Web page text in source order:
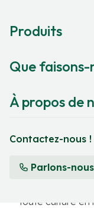
Produits
Que faisons-
À propos de
Contactez-nous !
Parlons-
ACIDES
24% d'acides
aminés totaux
Sunfol Agri est
animale.
✔ Favorise
la croissance
✔ Optimise la
toute culture en